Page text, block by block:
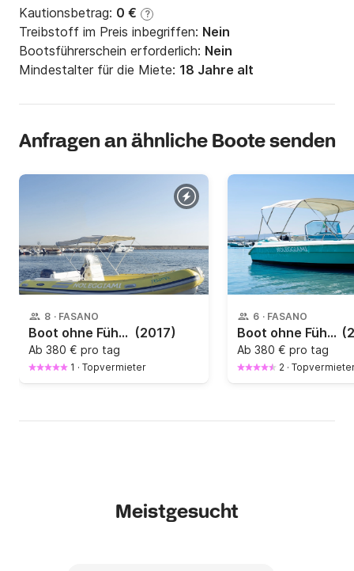
Kautionsbetrag: 0 € ?
Treibstoff im Preis inbegriffen: Nein
Bootsführerschein erforderlich: Nein
Mindestalter für die Miete: 18 Jahre alt
Anfragen an ähnliche Boote senden
8 · FASANO
Boot ohne Führerschein italboats Predator 5.50 40PS (2017)
Ab 380 € pro tag
1 · Topvermieter
6 · FASANO
Boot ohne Führerschein Coverline Pescosa 5.80 40PS
Ab 380 € pro tag
2 ·
Meistgesucht